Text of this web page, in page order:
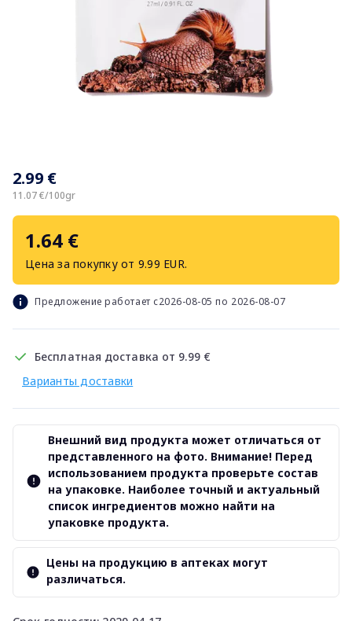
2.99 €
11.07 €/100gr
1.64 €
Цена за покупку от 9.99 EUR.
Предложение работает с2026-08-05 по 2026-08-07
Бесплатная доставка от 9.99 €
Варианты доставки
Внешний вид продукта может отличаться от
представленного на фото. Внимание! Перед
использованием продукта проверьте состав
на упаковке. Наиболее точный и актуальный
список ингредиентов можно найти на
упаковке продукта.
Цены на продукцию в аптеках могут
различаться.